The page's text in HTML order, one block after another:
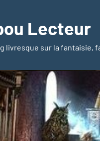
Lecteur
livresque sur la fantaisie,